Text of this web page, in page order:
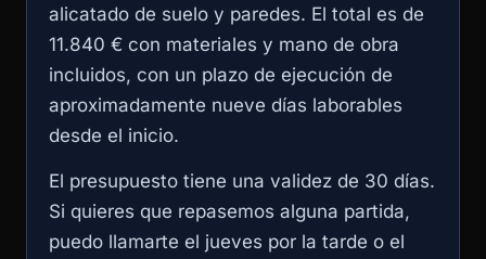
alicatado de suelo y paredes. El total es de
11.840 € con materiales y mano de obra
incluidos, con un plazo de ejecución de
aproximadamente nueve días laborables
desde el inicio.
El presupuesto tiene una validez de 30 días.
Si quieres que repasemos alguna partida,
puedo llamarte el jueves por la tarde o el